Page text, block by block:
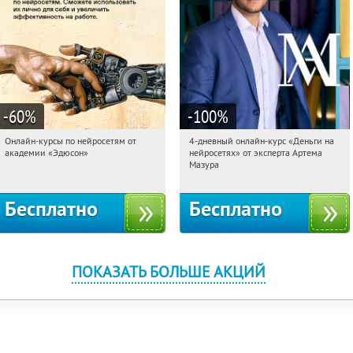
-60%
15:59:03 Получили:
Онлайн-курсы по нейросетям от
академии «Эдюсон»
Бесплатно
-100%
15:59:03 Получили: 191
Россия
4-дневный онлайн-курс «Деньги на
нейросетях» от эксперта Артема
Мазура
Бесплатно
ПОКАЗАТЬ БОЛЬШЕ АКЦИЙ